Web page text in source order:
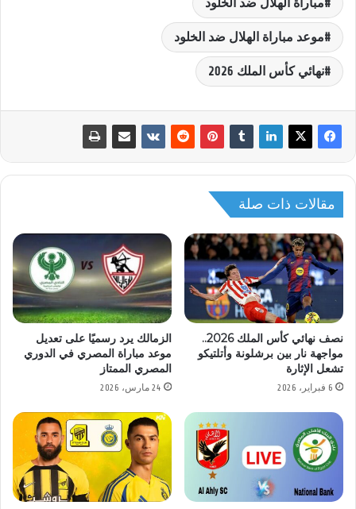
مباراة الهلال ضد الخلود
موعد مباراة الهلال ضد الخلود
نهائي كأس الملك 2026
مقالات ذات صلة
نصف نهائي كأس الملك 2026..
مواجهة نار بين برشلونة وأتلتيكو
تشعل الإثارة
6 فبراير، 2026
الزمالك يرد رسميًا على تعديل
موعد مباراة المصري في الدوري
المصري الممتاز
24 مارس، 2026